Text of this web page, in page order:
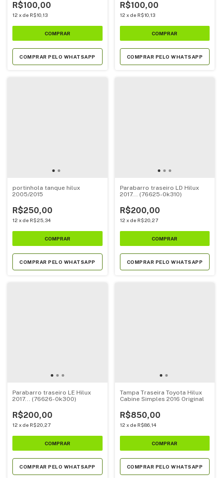
R$100,00
12 x de R$10,13
COMPRAR PELO WHATSAPP
R$100,00
12 x de R$10,13
COMPRAR PELO WHATSAPP
portinhola tanque hilux
2005/2015
R$250,00
12 x de R$25,34
COMPRAR PELO WHATSAPP
Parabarro traseiro LD Hilux
2017... (76625-0k310)
R$200,00
12 x de R$20,27
COMPRAR PELO WHATSAPP
Parabarro traseiro LE Hilux
2017... (76626-0k300)
R$200,00
12 x de R$20,27
COMPRAR PELO WHATSAPP
Tampa Traseira Toyota Hilux
Cabine Simples 2016 Original
R$850,00
12 x de R$86,14
COMPRAR PELO WHATSAPP